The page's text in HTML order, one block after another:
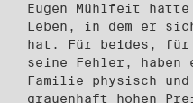
Eugen Mühlfeit
Leben, in dem er
hat. Für beides, für
seine Fehler, haben
Familie physisch
grauenhaft hohen